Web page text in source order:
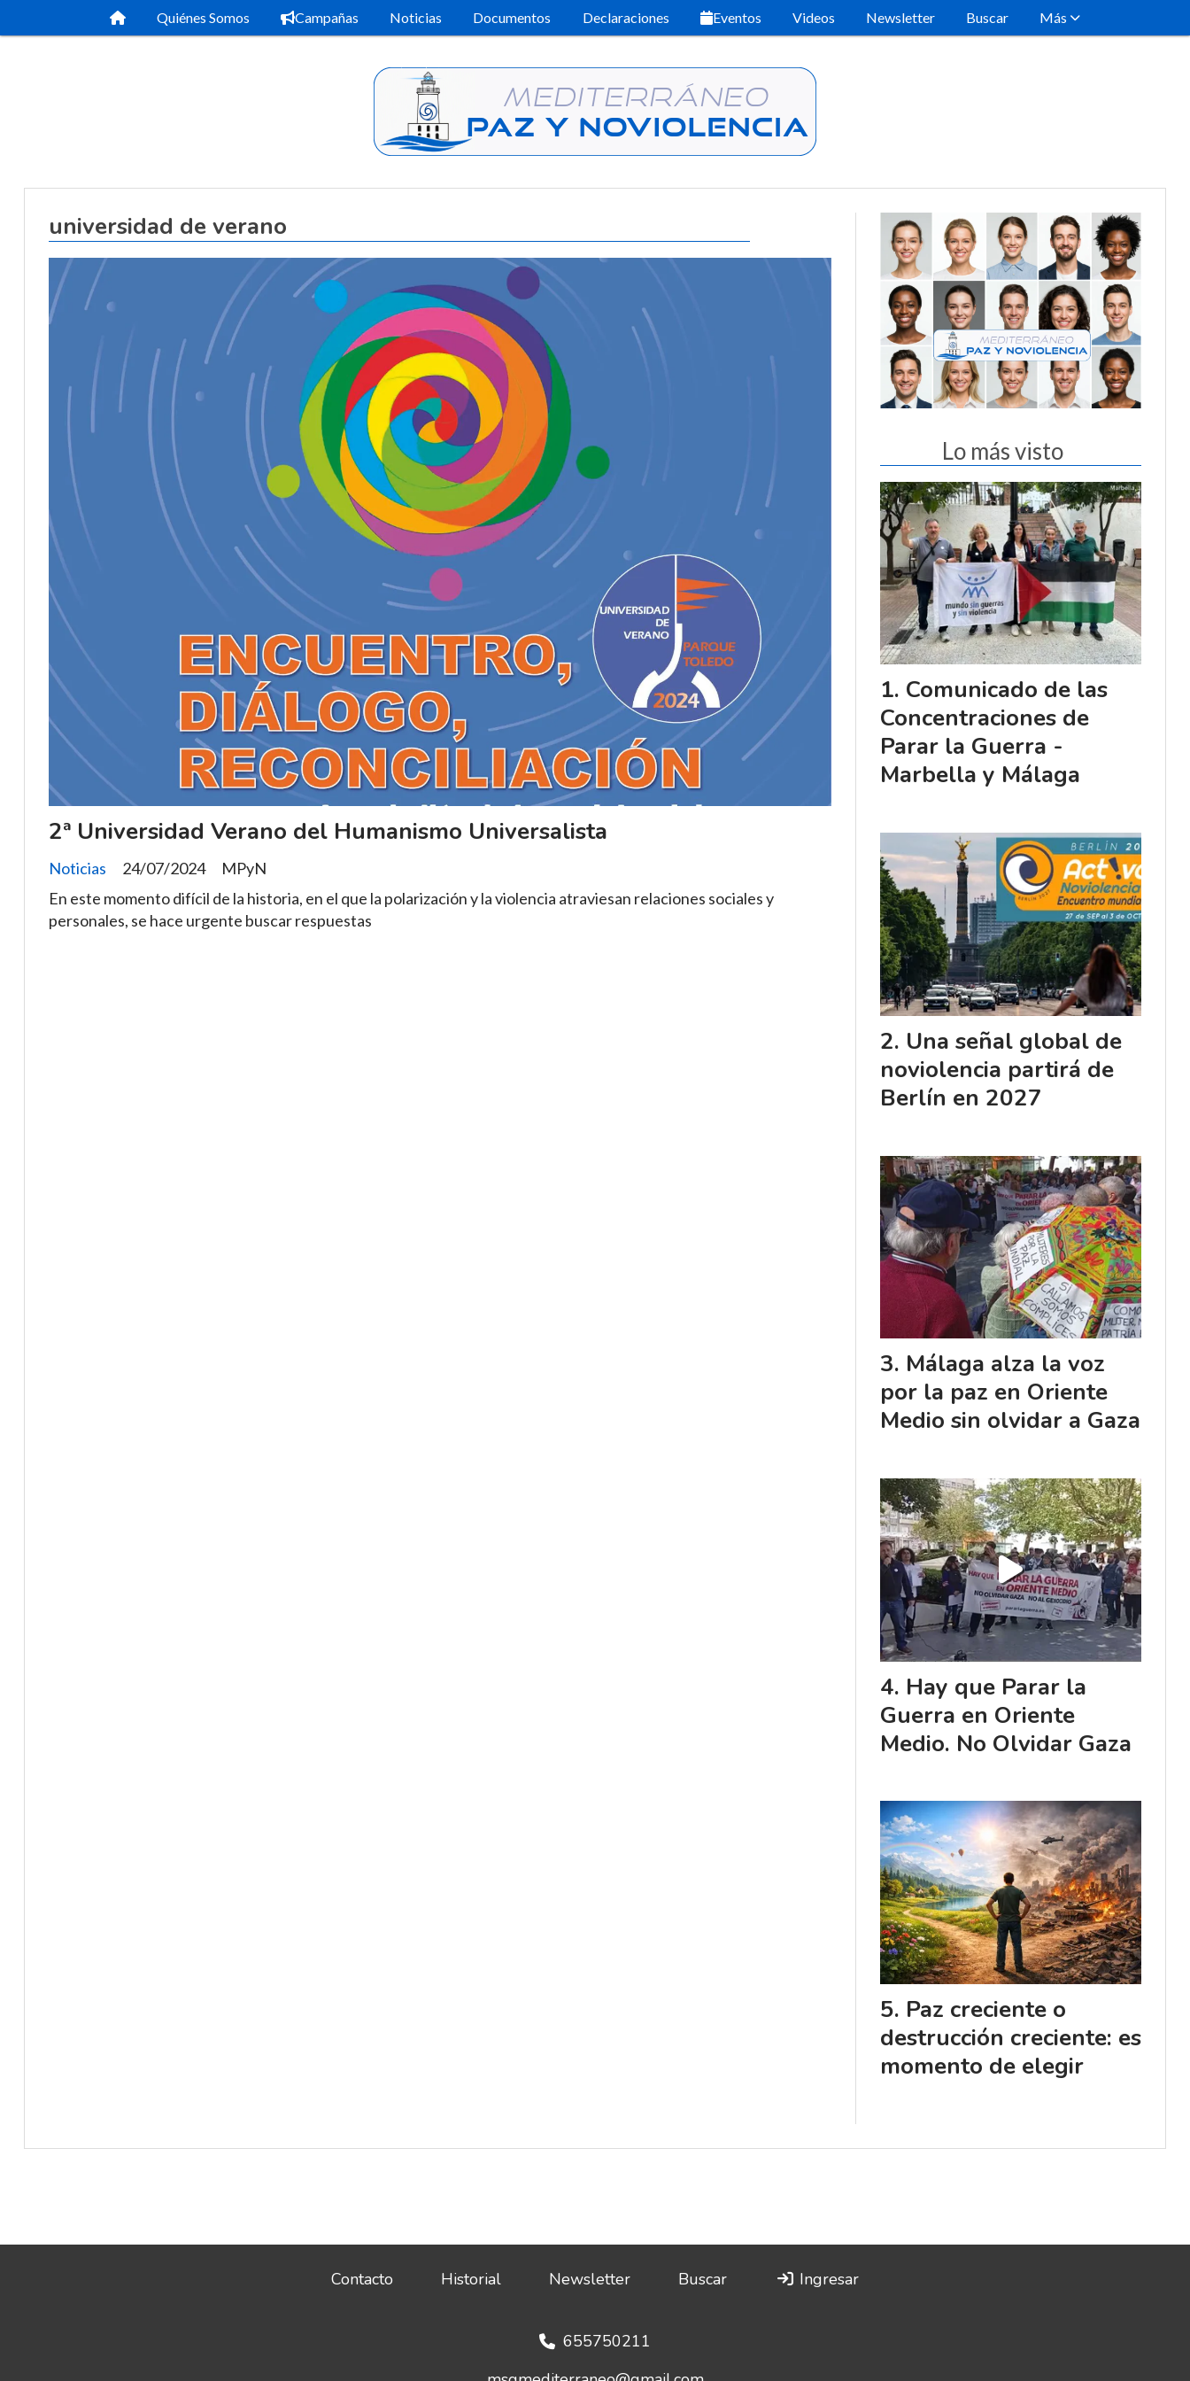
Quiénes Somos Campañas Noticias Documentos Declaraciones Eventos Videos Newsletter Buscar Más
universidad de verano
2ª Universidad Verano del Humanismo Universalista
MPyN
Noticias
24/07/2024
En este momento difícil de la historia, en el que la polarización y la violencia atraviesan relaciones sociales y
personales, se hace urgente buscar respuestas
Lo más visto
Comunicado de las
Concentraciones de
Parar la Guerra -
Marbella y Málaga
Una señal global de
noviolencia partirá de
Berlín en 2027
Málaga alza la voz
por la paz en Oriente
Medio sin olvidar a Gaza
Hay que Parar la
Guerra en Oriente
Medio. No Olvidar Gaza
Paz creciente o
destrucción creciente: es
momento de elegir
Contacto Historial Newsletter Buscar Ingresar
655750211